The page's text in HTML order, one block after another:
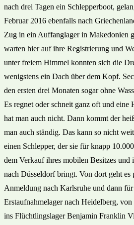
nach drei Tagen ein Schlepperboot,
Februar 2016 ebenfalls nach
Zug in ein Auffanglager in Makedonien
warten hier auf ihre Registrierung und
unter freiem Himmel konnten sich die
wenigstens ein Dach über dem Kopf.
den ersten drei Monaten sogar ohne
Es regnet oder schneit ganz oft und
hat man auch nicht. Dann kommt der
man auch ständig. Das kann so nicht
einen Schlepper, der sie für knapp
dem Verkauf ihres mobilen Besitzes
nach Düsseldorf bringt. Von dort geht
Anmeldung nach Karlsruhe und dann
Erstaufnahmelager nach Heidelberg,
ins Flüchtlingslager Benjamin Franklin